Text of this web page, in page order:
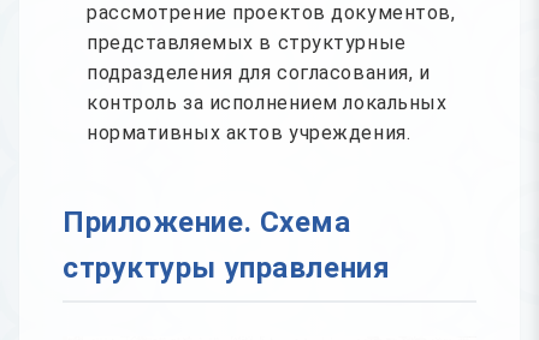
рассмотрение проектов документов,
представляемых в структурные
подразделения для согласования, и
контроль за исполнением локальных
нормативных актов учреждения.
Приложение. Схема
структуры управления